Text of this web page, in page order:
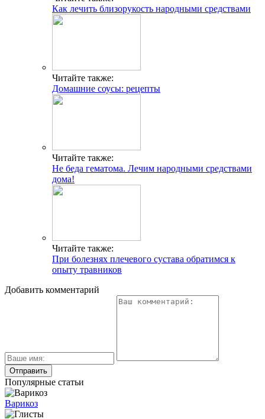
Как лечить близорукость народными средствами
Читайте также:
Домашние соусы: рецепты
Читайте также:
Не беда гематома. Лечим народными средствами
дома!
Читайте также:
При болезнях плечевого сустава обратимся к
опыту травников
Добавить комментарий
Популярные статьи
Варикоз